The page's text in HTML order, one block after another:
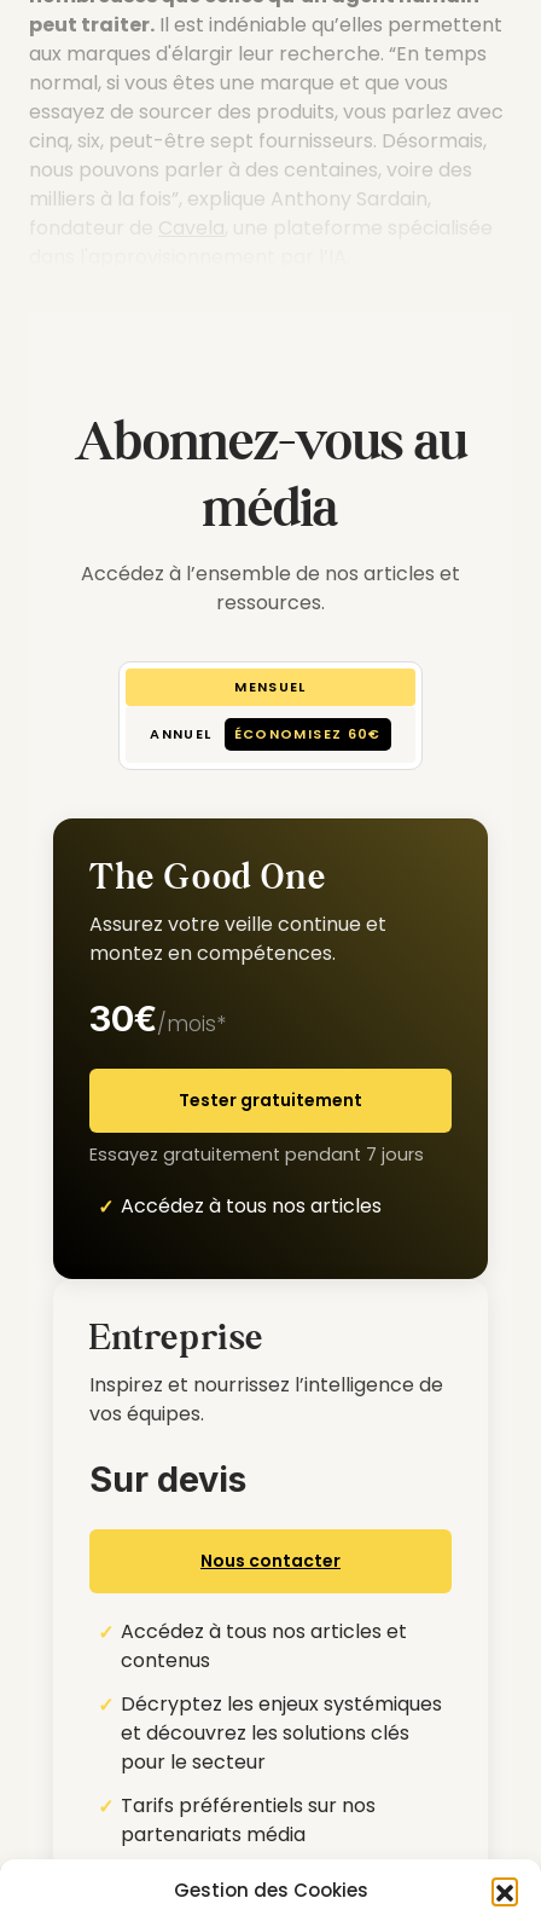
Gestion des Cookies
peut traiter. Il est indéniable qu’elles permettent
aux marques d'élargir leur recherche. “En temps
normal, si vous êtes une marque et que vous
essayez de sourcer des produits, vous parlez avec
cinq, six, peut-être sept fournisseurs. Désormais,
nous pouvons parler à des centaines, voire des
milliers à la fois”, explique Anthony Sardain,
Cavela
Abonnez-vous au
média
Accédez à l’ensemble de nos articles et
ressources.
MENSUEL
ANNUEL ÉCONOMISEZ 60€
The Good One
Assurez votre veille continue et
montez en compétences.
30€/mois*
Tester gratuitement
Essayez gratuitement pendant 7 jours
Accédez à tous nos articles
Entreprise
Inspirez et nourrissez l’intelligence de
vos équipes.
Sur devis
Nous contacter
Accédez à tous nos articles et
contenus
Décryptez les enjeux systémiques
et découvrez les solutions clés
pour le secteur
Tarifs préférentiels sur nos
partenariats média
Pour nous contacter :